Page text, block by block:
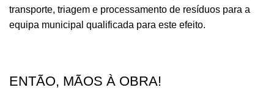
transporte, triagem e processamento de resíduos para a
equipa municipal qualificada para este efeito.
ENTÃO, MÃOS À OBRA!